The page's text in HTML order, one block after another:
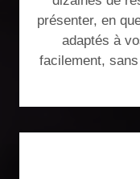
présenter, en
adaptés à
facilement,